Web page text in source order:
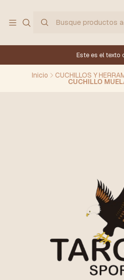
Este es el texto
Inicio CUCHILLOS Y
CUCHILLO